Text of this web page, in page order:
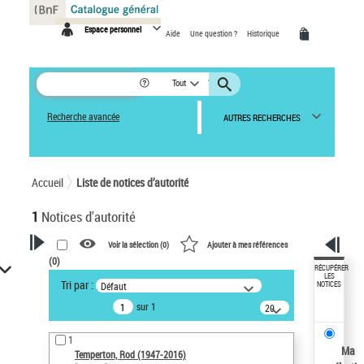
Espace personnel Aide Une question ? Historique
Tout
Recherche avancée AUTRES RECHERCHES
Accueil Liste de notices d’autorité
1 Notices d'autorité
VOTRE RECHERCHE
Recherche avancée dans les
notices d’autorité
Œuvres liées à l'auteur :
Temperton, Rod (1947-2016)
Voir la sélection (0) Ajouter à mes références
(0)
Tri par : Défaut
sur 1
20
résultats/page
1
Temperton, Rod (1947-2016)
RÉCUPÉRER
LES
NOTICES
Ma
Panneau de gestion des cookies